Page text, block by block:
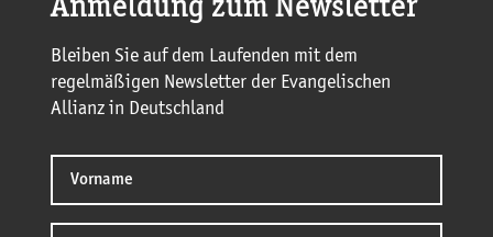
Anmeldung zum Newsletter
Bleiben Sie auf dem Laufenden mit dem
regelmäßigen Newsletter der Evangelischen
Allianz in Deutschland